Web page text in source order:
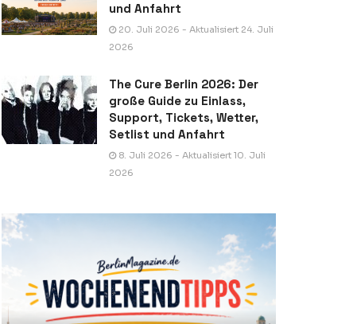
und Anfahrt
20. Juli 2026 - Aktualisiert 24. Juli
2026
The Cure Berlin 2026: Der
große Guide zu Einlass,
Support, Tickets, Wetter,
Setlist und Anfahrt
8. Juli 2026 - Aktualisiert 10. Juli
2026